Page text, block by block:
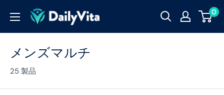
0
メンズマルチ
25 製品